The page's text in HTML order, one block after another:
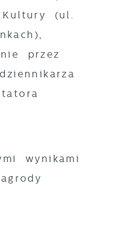
Kultury (ul.
przez
wynikami
przetwarzane
Wyrażenie
cookies
do
na
oraz
przeglądanej
naszymi